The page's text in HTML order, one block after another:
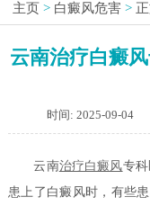
主页 > 白癜风危害 >
云南治疗白癜
时间: 2025-09-04
云南治疗白癜风专
患上了白癜风时，有些